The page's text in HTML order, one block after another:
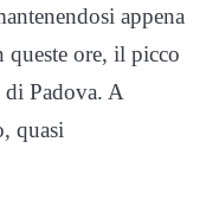
appena
queste ore, il picco
di Padova. A
quasi